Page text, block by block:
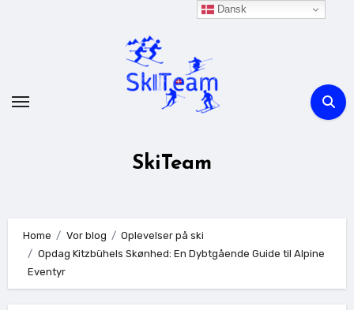
SkiTeam
Home Vor blog
Oplevelser på ski
Opdag Kitzbühels Skønhed: En Dybtgående Guide til Alpine
Eventyr
Dansk